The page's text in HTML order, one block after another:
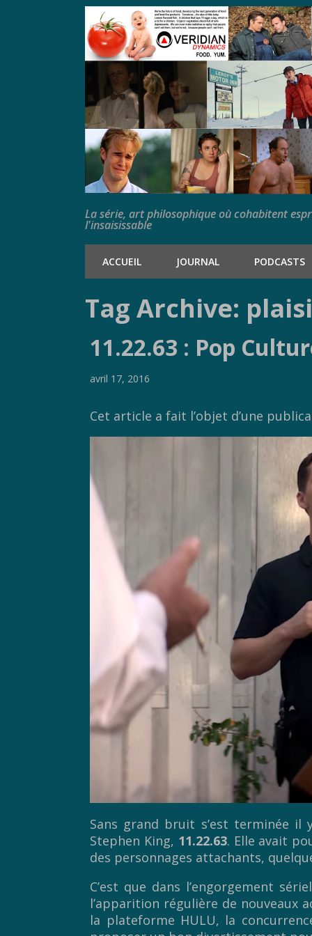
La série, art philosophique où cohabitent
l'insaisissable
ACCUEIL JOURNAL PODCASTS
Tag Archive:
11.22.63 : Pop
avril 17, 2016
Cet article a fait l’objet d’une
Sans grand bruit s’est terminée
Stephen King, 11.22.63. Elle avait
des personnages attachants,
C’est que dans l’engorgement
l’apparition régulière de nouveaux
la plateforme HULU, la